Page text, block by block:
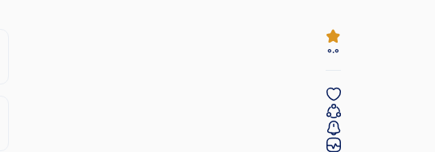
0.0